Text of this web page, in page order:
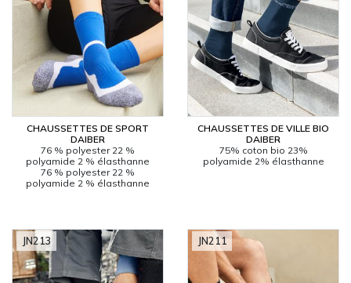
BLOG
MESSAGE
CHAUSSETTES DE SPORT
DAIBER
76 % polyester 22 %
polyamide 2 % élasthanne
76 % polyester 22 %
polyamide 2 % élasthanne
CHAUSSETTES DE VILLE BIO
DAIBER
75% coton bio 23%
polyamide 2% élasthanne
JN213 JN211